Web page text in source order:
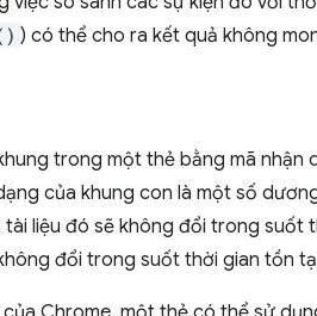
) có thể cho ra kết quả không
trong một thẻ bằng mã nhận
của khung con là một số
liệu đó sẽ không đổi trong suốt
đổi trong suốt thời gian tồn